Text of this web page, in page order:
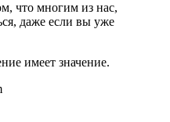
что многим из нас,
даже если вы уже
имеет значение.